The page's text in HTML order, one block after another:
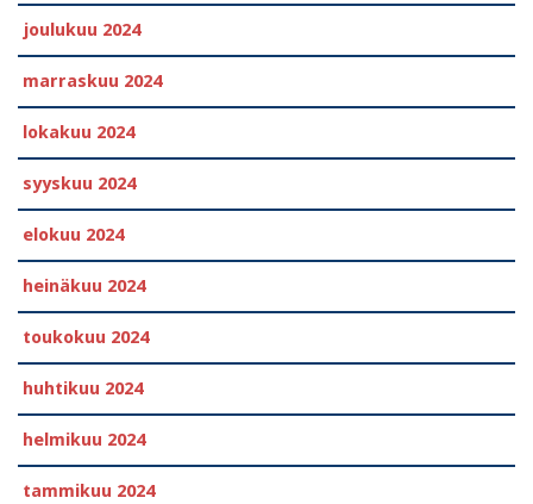
joulukuu 2024
marraskuu 2024
lokakuu 2024
syyskuu 2024
elokuu 2024
heinäkuu 2024
toukokuu 2024
huhtikuu 2024
helmikuu 2024
tammikuu 2024